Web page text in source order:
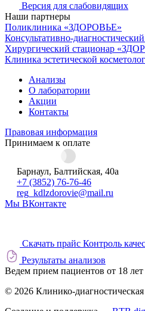
Версия для слабовидящих
Наши партнеры
Поликлиника «ЗДОРОВЬЕ»
Консультативно-
Хирургический стационар
Клиника эстетической
Анализы
О лаборатории
Акции
Контакты
Правовая информация
Принимаем к оплате
Барнаул, Балтийская, 40а
+7 (3852) 76-76-46
reg_kdlzdorovie@mail.ru
Мы ВКонтакте
Скачать прайс Контроль
Результаты анализов
Ведем прием пациентов от 18 лет
© 2026 Клинико-